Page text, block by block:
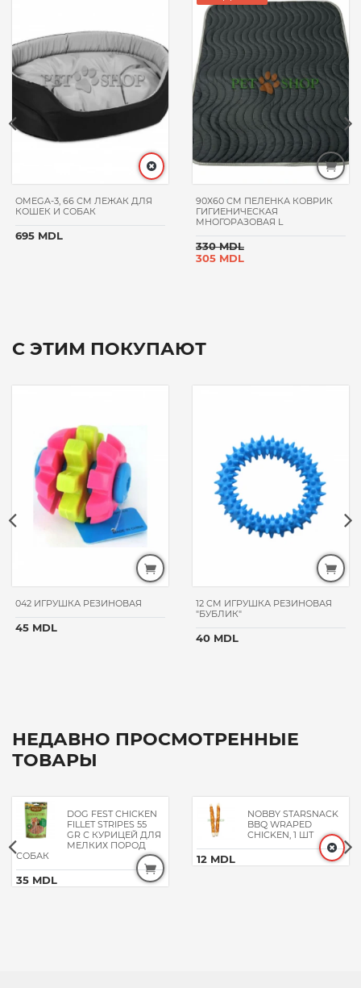
OMEGA-3, 66 CM ЛЕЖАК ДЛЯ
КОШЕК И СОБАК
695 MDL
90Х60 CM ПЕЛЕНКА КОВРИК
ГИГИЕНИЧЕСКАЯ
МНОГОРАЗОВАЯ L
330 MDL
305 MDL
С ЭТИМ ПОКУПАЮТ
042 ИГРУШКА РЕЗИНОВАЯ
45 MDL
12 CM ИГРУШКА РЕЗИНОВАЯ
"БУБЛИК"
40 MDL
НЕДАВНО ПРОСМОТРЕННЫЕ
ТОВАРЫ
DOG FEST CHICKEN
FILLET STRIPES 55
GR С КУРИЦЕЙ ДЛЯ
МЕЛКИХ ПОРОД
СОБАК
35 MDL
NOBBY STARSNACK
BBQ WRAPED
CHICKEN, 1 ШТ
12 MDL